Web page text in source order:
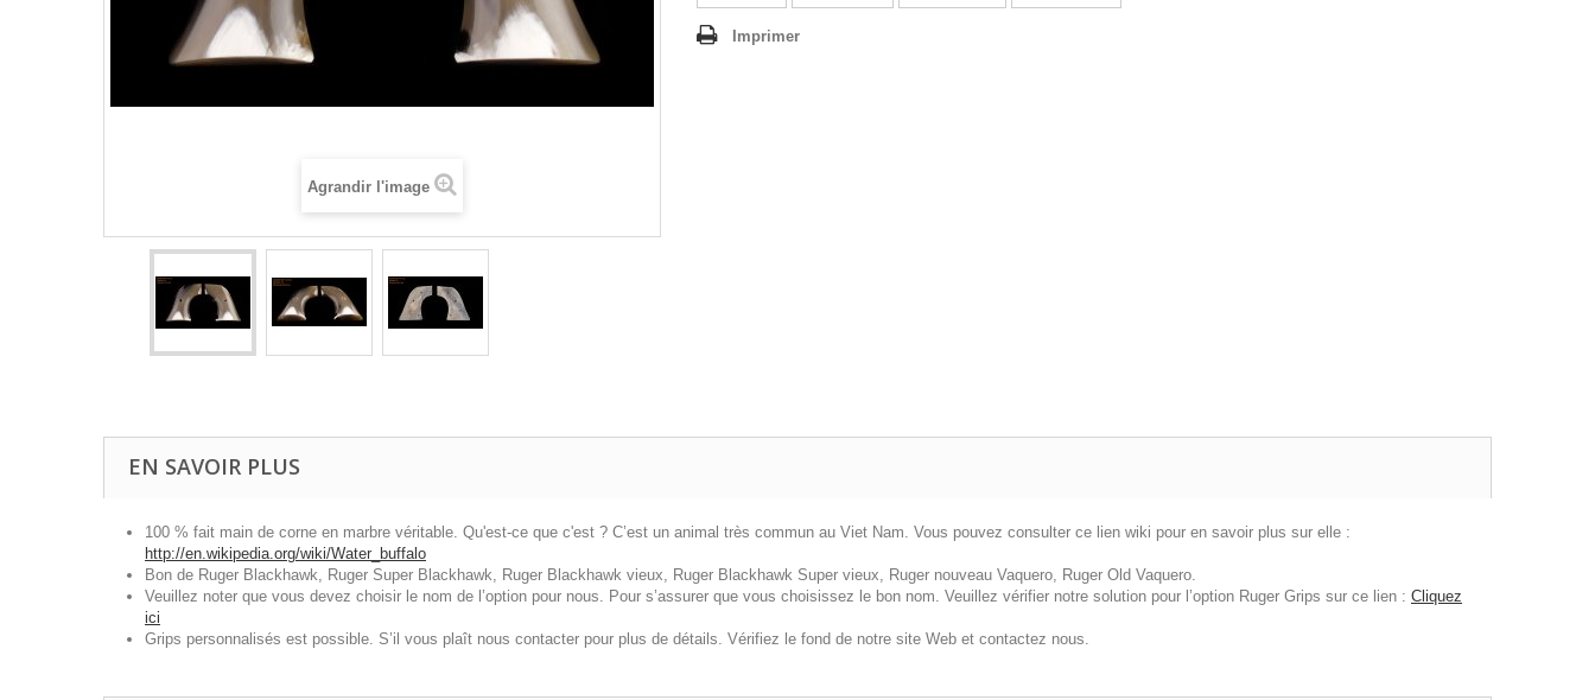
Agrandir l'image
Imprimer
EN SAVOIR PLUS
100 % fait main de corne en marbre véritable. Qu'est-ce que c'est ? C’est un animal très commun au Viet Nam. Vous pouvez consulter ce lien wiki pour en savoir plus sur elle :
http://en.wikipedia.org/wiki/Water_buffalo
Bon de Ruger Blackhawk, Ruger Super Blackhawk, Ruger Blackhawk vieux, Ruger Blackhawk Super vieux, Ruger nouveau Vaquero, Ruger Old Vaquero.
Veuillez noter que vous devez choisir le nom de l’option pour nous. Pour s’assurer que vous choisissez le bon nom. Veuillez vérifier notre solution pour l’option Ruger Grips sur ce lien : Cliquez
ici
Grips personnalisés est possible. S’il vous plaît nous contacter pour plus de détails. Vérifiez le fond de notre site Web et contactez nous.